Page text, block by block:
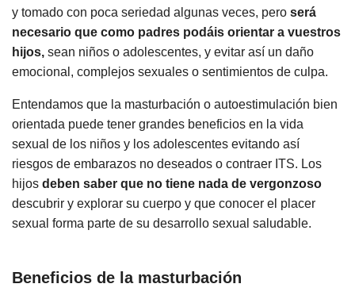
y tomado con poca seriedad algunas veces, pero será
necesario que como padres podáis orientar a vuestros
hijos, sean niños o adolescentes, y evitar así un daño
emocional, complejos sexuales o sentimientos de culpa.
Entendamos que la masturbación o autoestimulación bien
orientada puede tener grandes beneficios en la vida
sexual de los niños y los adolescentes evitando así
riesgos de embarazos no deseados o contraer ITS. Los
hijos deben saber que no tiene nada de vergonzoso
descubrir y explorar su cuerpo y que conocer el placer
sexual forma parte de su desarrollo sexual saludable.
Beneficios de la masturbación